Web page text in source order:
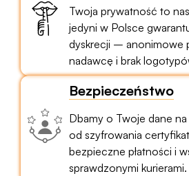
Twoja prywatność to
jedyni w Polsce
dyskrecji – anonimowe
nadawcę i brak
Bezpieczeństwo
Dbamy o Twoje dane
od szyfrowania
bezpieczne płatności i
sprawdzonymi kurierami.